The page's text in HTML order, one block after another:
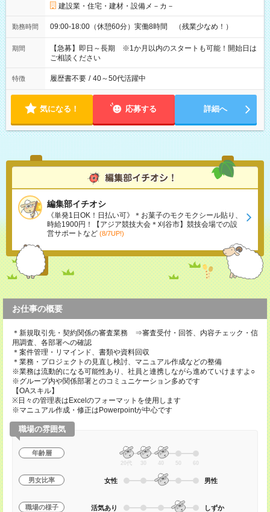
建設業・住宅・建材・設備メ－カ－
勤務時間 09:00-18:00（休憩60分）実働8時間 （残業少なめ！）
期間
【急募】即日～長期 ※1か月以内のスタートも可能！開始日は
ご相談ください
特徴 履歴書不要 / 40～50代活躍中
気になる！ 応募する 詳細へ
編集部イチオシ
《単発1日OK！日払い可》＊お菓子のモクモクシール貼り、
時給1900円！【アジア競技大会＊刈谷市】競技会場での設
営サポートなど (8/7UP!)
お仕事の概要
＊新規取引先・契約関係の審査業務 ⇒審査受付・回答、内容チェック・信
用調査、各部署への確認
＊案件管理・リマインド、書類や資料回収
＊業務・プロジェクトの見直し検討、マニュアル作成などの整備
※業務は流動的になる可能性あり、社員と連携しながら進めていけますよ○
※グループ内や関係部署とのコミュニケーション多めです
【OAスキル】
※日々の管理表はExcelのフォーマットを使用します
※マニュアル作成・修正はPowerpointが中心です
職場の雰囲気
年齢層
20代 30 40 50 60
男女比率 女性 男性
職場の様子 活気あり しずか